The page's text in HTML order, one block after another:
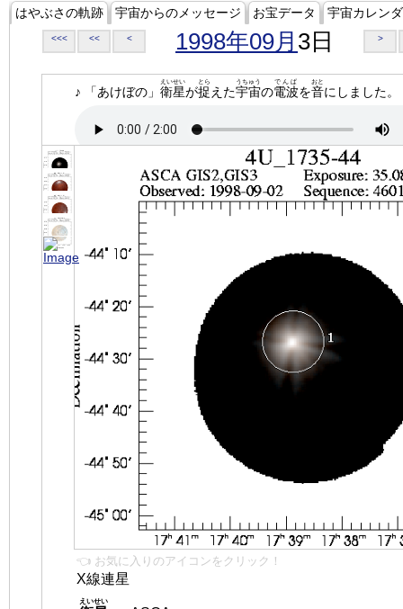
はやぶさの軌跡 宇宙からのメッセージ お宝データ 宇宙カレン
<<< << < 1998年09月 3日 >
♪ 「あけぼの」 衛星
えいせい
が捉
とら
えた宇宙
うちゅう
の電波
でんぱ
を音
おと
にしました。
👈 お気に入りのアイコンをクリック！
X線連星
えいせい